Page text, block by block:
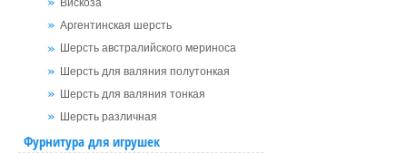
Вискоза
Аргентинская шерсть
Шерсть австралийского мериноса
Шерсть для валяния полутонкая
Шерсть для валяния тонкая
Шерсть различная
Фурнитура для игрушек